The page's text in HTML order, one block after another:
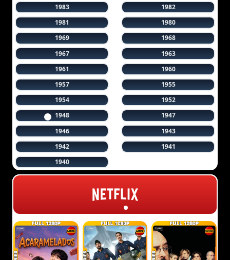
1983
1982
1981
1980
1969
1968
1967
1963
1961
1960
1957
1955
1954
1952
1948
1947
1946
1943
1942
1941
1940